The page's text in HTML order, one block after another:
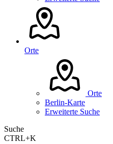
Orte
Orte
Berlin-Karte
Erweiterte Suche
Suche
CTRL+K